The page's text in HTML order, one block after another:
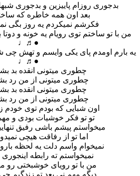
بدجوری روزام پاییزین و بدجوری شبهام
بعد اون همه خاطره که ساختیم
فکرشم نمیکردم یه روز بگی
تو ساختم توی رویام یه خونه و دوتا بچه
●♬♩
اومدم پای یکی وایسم و تهش چی شد من
●♬♩
چطوری میتونی انقده بد بشی
چطوری میتونی از من رد بشی
چطوری میتونی انقده بد بشی
چطوری میتونی از من رد بشی
اون شبایی که بودم توی خودم
تو تو فکر خوشیات بودی و
میخواستم پیشم باشی رفیق تنهاییم
اما تو از رفاقت هیچی نمیدونی
نمیخوام واسم دلت یه لحظه
نمیخواستم ته رابطه اینجوری
من با تو رویای خوشبختی رو
دیگه مهم نی بعد تو زندگیم چی